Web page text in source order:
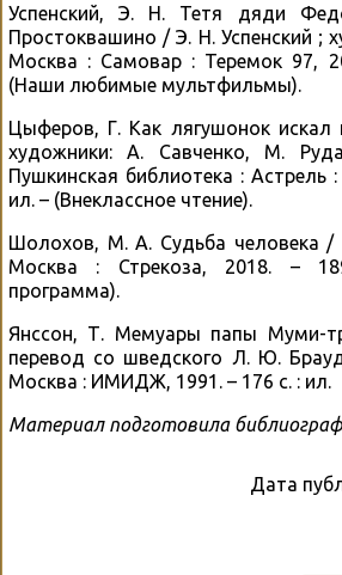
Успенский, Э. Н. Тетя дяди
Простоквашино / Э. Н. Успенский ;
Москва : Самовар : Теремок 97,
(Наши любимые мультфильмы).
Цыферов, Г. Как лягушонок
художники: А. Савченко, М.
Пушкинская библиотека : Астрель
ил. – (Внеклассное чтение).
Шолохов, М. А. Судьба человека
Москва : Стрекоза, 2018. –
программа).
Янссон, Т. Мемуары папы Муми-
перевод со шведского Л. Ю.
Москва : ИМИДЖ, 1991. – 176 с. : ил.
Материал подготовила
Дата